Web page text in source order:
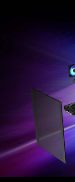
無
透過螺絲擰開即
用